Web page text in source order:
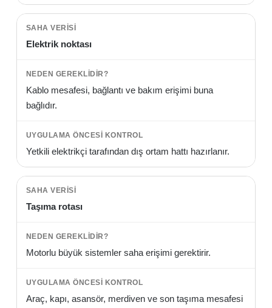
Elektrik noktası
Kablo mesafesi, bağlantı ve bakım erişimi buna
bağlıdır.
Yetkili elektrikçi tarafından dış ortam hattı hazırlanır.
Taşıma rotası
Motorlu büyük sistemler saha erişimi gerektirir.
Araç, kapı, asansör, merdiven ve son taşıma mesafesi